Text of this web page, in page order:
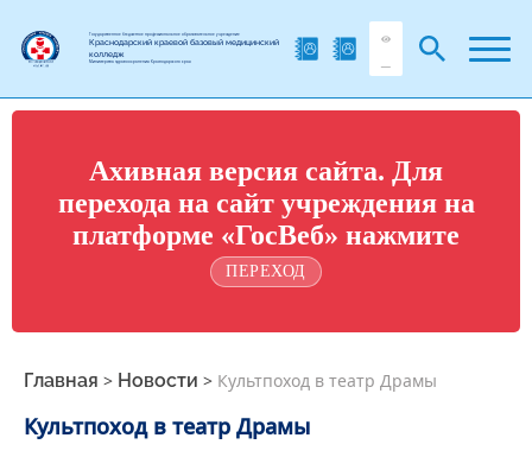
Государственное бюджетное профессиональное образовательное учреждение
Краснодарский краевой базовый медицинский
колледж
Министерства здравоохранения Краснодарского края
Ахивная версия сайта. Для
перехода на сайт учреждения на
платформе «ГосВеб» нажмите
ПЕРЕХОД
Главная > Новости > Культпоход в театр Драмы
Культпоход в театр Драмы